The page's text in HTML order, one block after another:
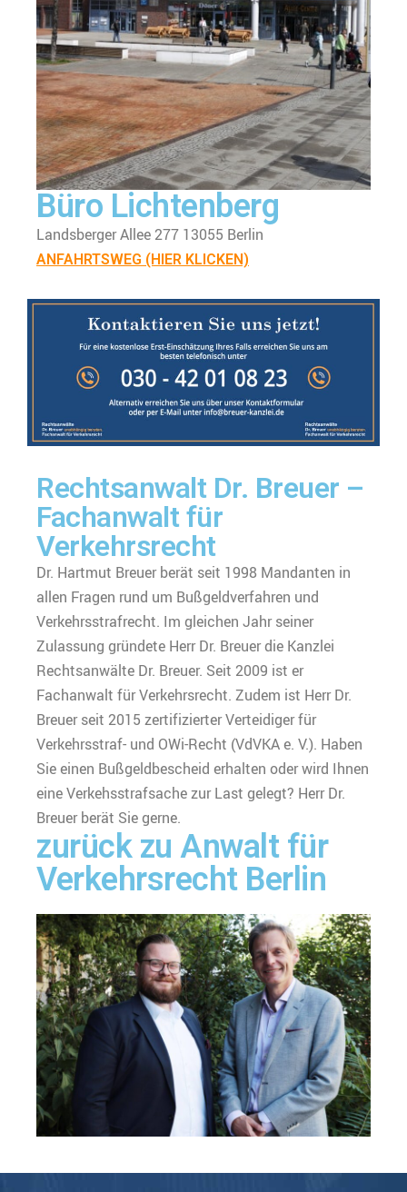
Büro Lichtenberg
Landsberger Allee 277 13055 Berlin
ANFAHRTSWEG (HIER KLICKEN)
Rechtsanwalt Dr. Breuer –
Fachanwalt für
Verkehrsrecht
Dr. Hartmut Breuer berät seit 1998 Mandanten in
allen Fragen rund um Bußgeldverfahren und
Verkehrsstrafrecht. Im gleichen Jahr seiner
Zulassung gründete Herr Dr. Breuer die Kanzlei
Rechtsanwälte Dr. Breuer. Seit 2009 ist er
Fachanwalt für Verkehrsrecht. Zudem ist Herr Dr.
Breuer seit 2015 zertifizierter Verteidiger für
Verkehrsstraf- und OWi-Recht (VdVKA e. V.). Haben
Sie einen Bußgeldbescheid erhalten oder wird Ihnen
eine Verkehsstrafsache zur Last gelegt? Herr Dr.
Breuer berät Sie gerne.
zurück zu Anwalt für
Verkehrsrecht Berlin